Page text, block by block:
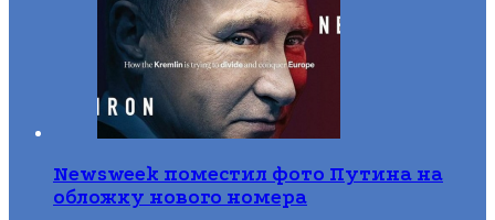
Newsweek поместил фото Путина на
обложку нового номера